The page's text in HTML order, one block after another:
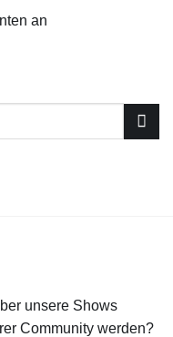
an
unsere Shows
Community werden?